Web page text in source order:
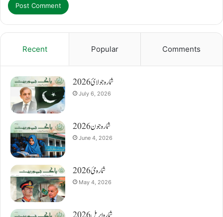
Recent Popular Comments
شمارہ جولائ 2026
July 6, 2026
شمارہ جون 2026
June 4, 2026
شمارہ مئ 2026
May 4, 2026